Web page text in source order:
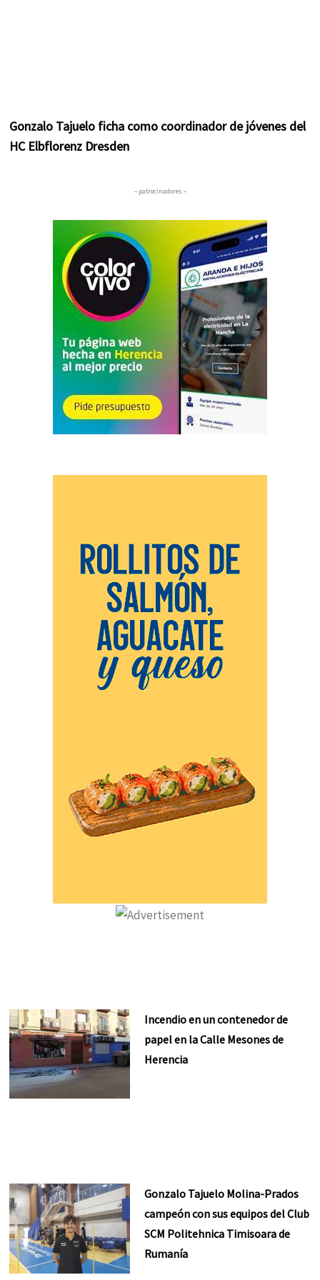
Gonzalo Tajuelo ficha como coordinador de jóvenes del
HC Elbflorenz Dresden
– patrocinadores –
Incendio en un contenedor de
papel en la Calle Mesones de
Herencia
Gonzalo Tajuelo Molina-Prados
campeón con sus equipos del Club
SCM Politehnica Timisoara de
Rumanía